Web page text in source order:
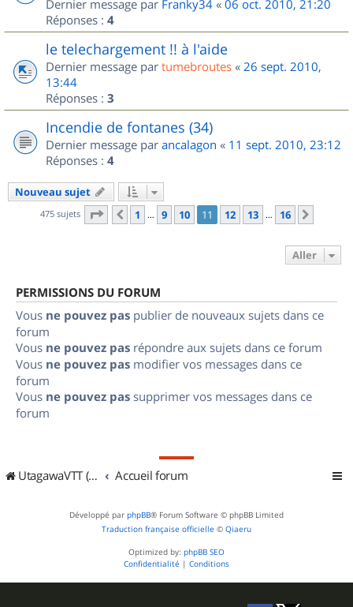
Dernier message par Franky34 « 06 oct. 2010, 21:20
Réponses : 4
le telechargement !! à l'aide
Dernier message par tumebroutes « 26 sept. 2010,
13:44
Réponses : 3
Incendie de fontanes (34)
Dernier message par ancalagon « 11 sept. 2010, 23:12
Réponses : 4
Nouveau sujet
475 sujets Page 11 sur16
Précédent
1 … 9 10 11 12 13 … 16
Aller
PERMISSIONS DU FORUM
Vous ne pouvez pas publier de nouveaux sujets dans ce
forum
Vous ne pouvez pas répondre aux sujets dans ce forum
Vous ne pouvez pas modifier vos messages dans ce
forum
Vous ne pouvez pas supprimer vos messages dans ce
forum
UtagawaVTT (Randos VTT et VTTAE avec traces GPS) Accueil forum
Développé par phpBB® Forum Software © phpBB Limited
Traduction française officielle © Qiaeru
Optimized by: phpBB SEO
Confidentialité | Conditions